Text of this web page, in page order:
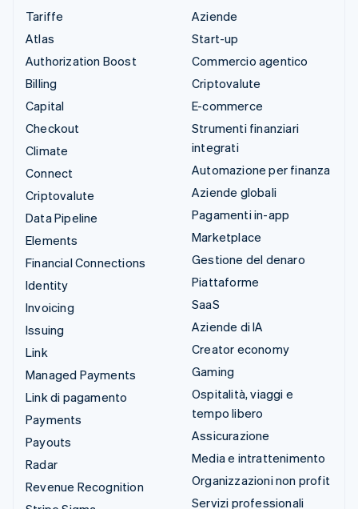
Tariffe
Atlas
Authorization Boost
Billing
Capital
Checkout
Climate
Connect
Criptovalute
Data Pipeline
Elements
Financial Connections
Identity
Invoicing
Issuing
Link
Managed Payments
Link di pagamento
Payments
Payouts
Radar
Revenue Recognition
Aziende
Start-up
Commercio agentico
Criptovalute
E-commerce
Strumenti finanziari
integrati
Automazione per finanza
Aziende globali
Pagamenti in-app
Marketplace
Gestione del denaro
Piattaforme
SaaS
Aziende di IA
Creator economy
Gaming
Ospitalità, viaggi e
tempo libero
Assicurazione
Media e intrattenimento
Organizzazioni non profit
Servizi professionali